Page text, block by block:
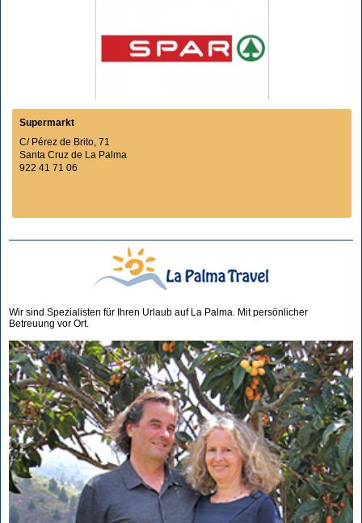
Supermarkt
C/ Pérez de Brito, 71
Santa Cruz de La Palma
922 41 71 06
Wir sind Spezialisten für Ihren Urlaub auf La Palma. Mit persönlicher
Betreuung vor Ort.